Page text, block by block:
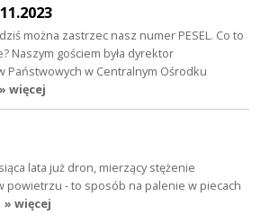
można zastrzec nasz numer PESEL. Co to
Naszym gościem była dyrektor
Państwowych w Centralnym Ośrodku
» więcej
lata już dron, mierzący stężenie
powietrzu - to sposób na palenie w piecach
» więcej